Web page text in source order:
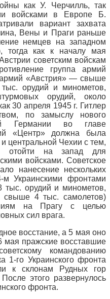
как У. Черчилль, так
войсками в Европе Б.
вариант захвата
Вены и Праги раньше
немцев на западном
тогда как к началу мая
советским войскам
группа армий
«Австрия» — свыше
орудий и минометов,
орудий, около
30 апреля 1945 г. Гитлер
по замыслу нового
Германии во главе
«Центр» должна была
центральной Чехии с тем,
отойти на запад для
войсками. Советское
нанесение нескольких
Украинскими фронтами
орудий и минометов,
4 тыс. самолетов)
на Прагу с целью
сил врага.
восстание, а 5 мая оно
мая пражские восставшие
командованию
1-го Украинского фронта
к склонам Рудных гор
этого развернулось
фронта.